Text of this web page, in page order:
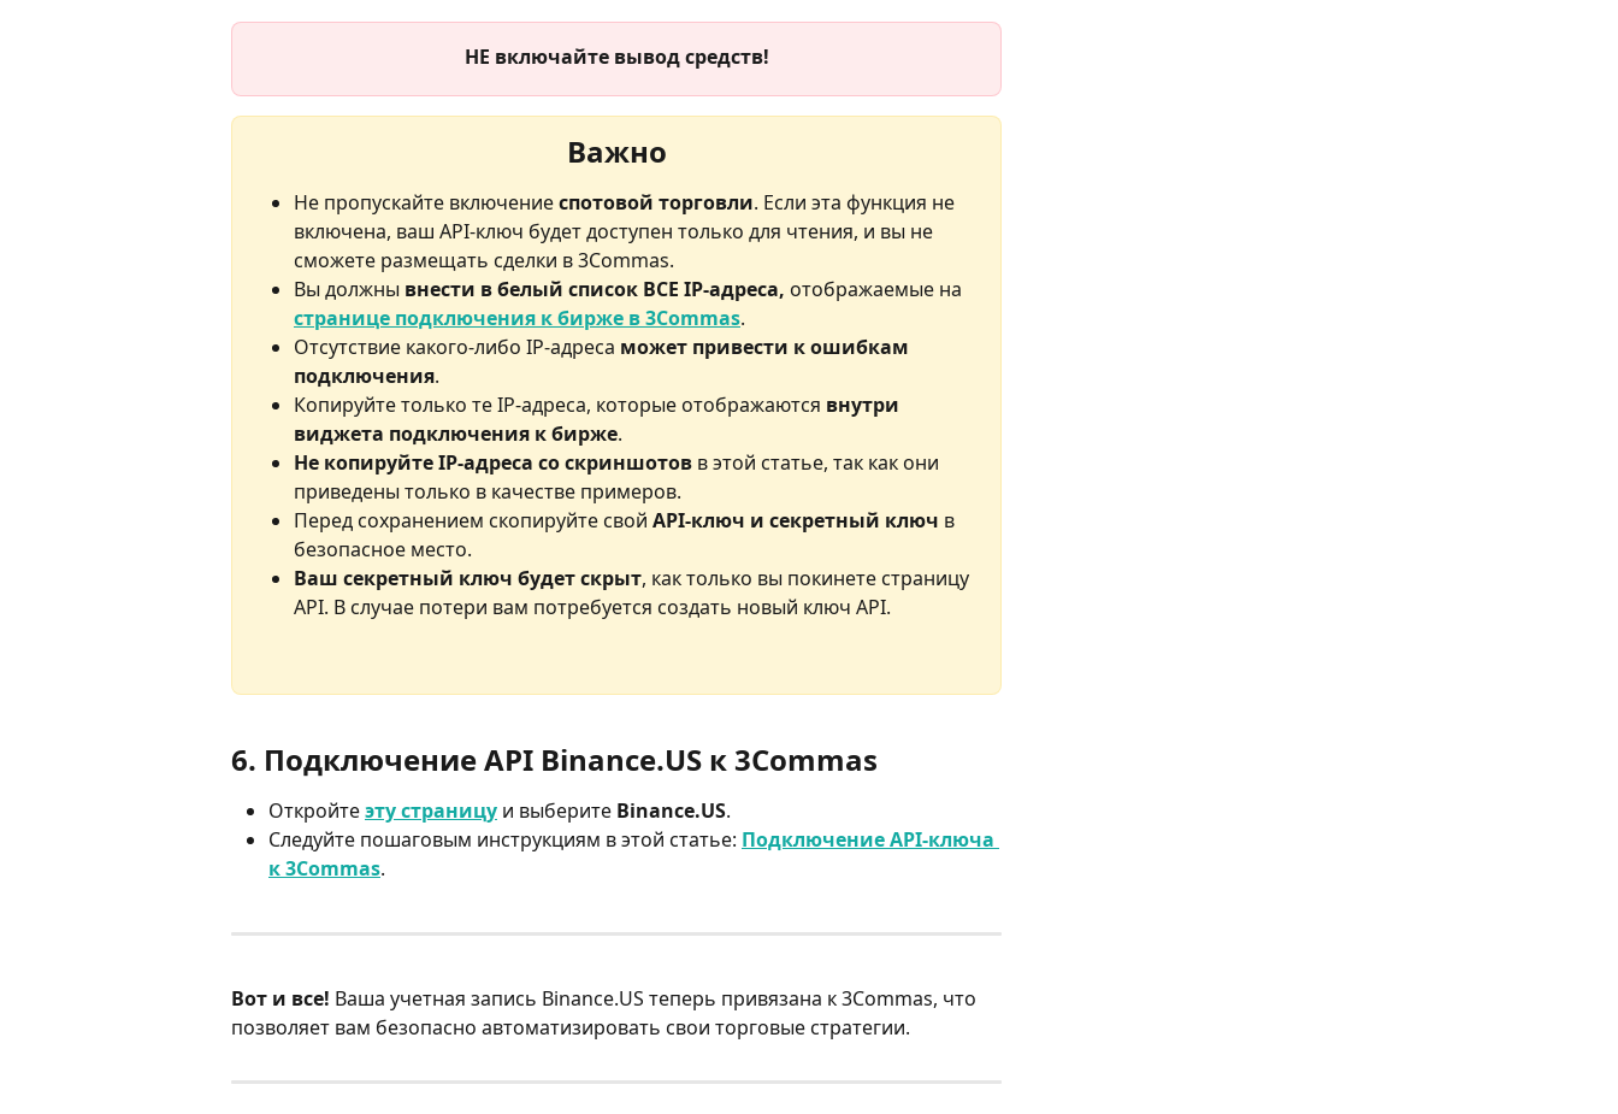
НЕ включайте вывод средств!
Важно
Не пропускайте включение спотовой торговли. Если эта функция не
включена, ваш API-ключ будет доступен только для чтения, и вы не
сможете размещать сделки в 3Commas.
Вы должны внести в белый список ВСЕ IP-адреса, отображаемые на
странице подключения к бирже в 3Commas.
Отсутствие какого-либо IP-адреса может привести к ошибкам
подключения.
Копируйте только те IP-адреса, которые отображаются внутри
виджета подключения к бирже.
Не копируйте IP-адреса со скриншотов в этой статье, так как они
приведены только в качестве примеров.
Перед сохранением скопируйте свой API-ключ и секретный ключ в
безопасное место.
Ваш секретный ключ будет скрыт, как только вы покинете страницу
API. В случае потери вам потребуется создать новый ключ API.
6. Подключение API Binance.US к 3Commas
Откройте эту страницу и выберите Binance.US.
Следуйте пошаговым инструкциям в этой статье: Подключение API-ключа
к 3Commas.
Вот и все! Ваша учетная запись Binance.US теперь привязана к 3Commas, что
позволяет вам безопасно автоматизировать свои торговые стратегии.